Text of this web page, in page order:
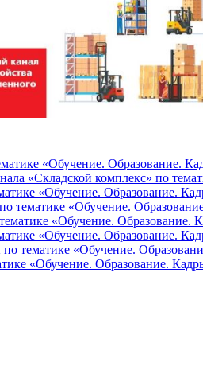
«Обучение. Образование.
«Складской комплекс» по
«Обучение. Образование.
тематике «Обучение.
«Обучение. Образование.
«Обучение. Образование.
тематике «Обучение.
«Обучение. Образование.